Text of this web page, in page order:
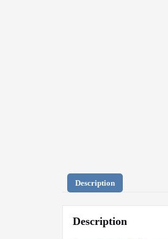
Description
Description